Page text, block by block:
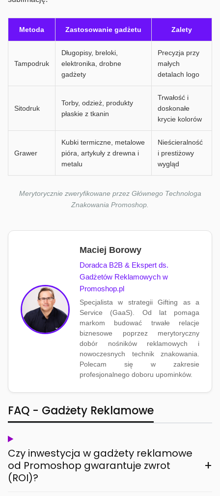
Metoda Zastosowanie gadżetu Zalety
Tampodruk
Długopisy, breloki,
elektronika, drobne
gadżety
Precyzja przy
małych
detalach logo
Sitodruk
Torby, odzież, produkty
płaskie z tkanin
Trwałość i
doskonałe
krycie kolorów
Grawer
Kubki termiczne, metalowe
pióra, artykuły z drewna i
metalu
Nieścieralność
i prestiżowy
wygląd
Merytorycznie zweryfikowane przez Głównego Technologa
Znakowania Promoshop.
Maciej Borowy
Doradca B2B & Ekspert ds.
Gadżetów Reklamowych w
Promoshop.pl
Specjalista w strategii Gifting as a
Service (GaaS). Od lat pomaga
markom budować trwałe relacje
biznesowe poprzez merytoryczny
dobór nośników reklamowych i
nowoczesnych technik znakowania.
Polecam się w zakresie
profesjonalnego doboru upominków.
FAQ - Gadżety Reklamowe
Czy inwestycja w gadżety reklamowe
od Promoshop gwarantuje zwrot
(ROI)?
+